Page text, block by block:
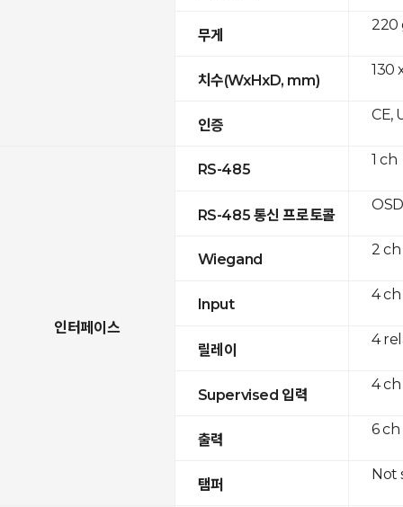
무게
치수(WxHxD, mm)
인증
인터페이스
RS-485
RS-485 통신 프로토콜
Wiegand
Input
릴레이
Supervised 입력
출력
탬퍼
220
130
CE,
1 ch
2
4 ch
4
4 ch
6 ch
Not